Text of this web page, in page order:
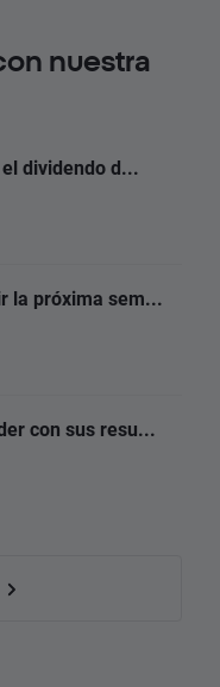
nuestra
dividendo d...
la próxima sem...
con sus resu...